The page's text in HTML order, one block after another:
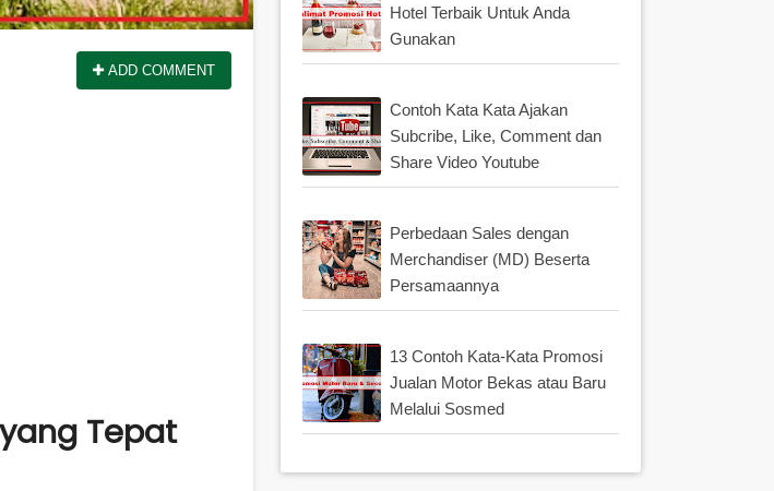
ADD COMMENT
Tepat
Hotel Terbaik Untuk Anda
Gunakan
Contoh Kata Kata Ajakan
Subcribe, Like, Comment dan
Share Video Youtube
Perbedaan Sales dengan
Merchandiser (MD) Beserta
Persamaannya
13 Contoh Kata-Kata Promosi
Jualan Motor Bekas atau Baru
Melalui Sosmed